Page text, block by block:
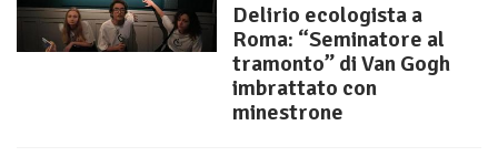
Delirio ecologista a
Roma: “Seminatore al
tramonto” di Van Gogh
imbrattato con
minestrone